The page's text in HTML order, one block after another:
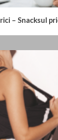
– Snacksul